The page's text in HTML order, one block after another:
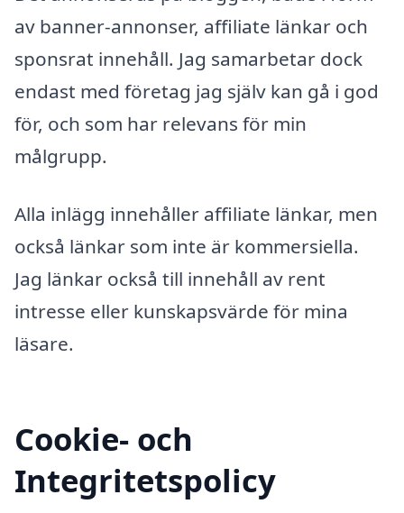
av banner-annonser, affiliate länkar och
sponsrat innehåll. Jag samarbetar dock
endast med företag jag själv kan gå i god
för, och som har relevans för min
målgrupp.
Alla inlägg innehåller affiliate länkar, men
också länkar som inte är kommersiella.
Jag länkar också till innehåll av rent
intresse eller kunskapsvärde för mina
läsare.
Cookie- och
Integritetspolicy